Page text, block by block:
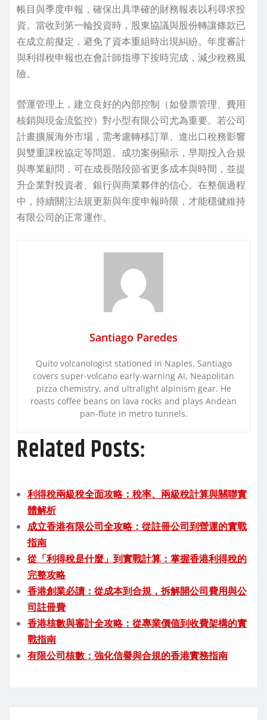
帳目與季度申報，確保出具準確的財務報表以利尋求投
資。當收到第一輪投資時，股東協議與股份轉讓條款已
在成立前擬定，避免了資本重組時出現糾紛。年度審計
與利得稅申報也在會計師指導下按時完成，減少稅務風
險。
營運管理上，建立良好的內部控制（如發票管理、費用
核銷與現金流監控）對小型有限公司尤為重要。若公司
計畫擴展海外市場，需考慮轉移訂單、進出口稅務影響
與雙重課稅協定等問題。成功案例顯示，早期投入合規
與專業顧問，可在成長階段節省更多成本與時間，並提
升企業對投資者、銀行與商業夥伴的信心。在整個過程
中，持續關注法規更新與年度申報時限，才能穩健維持
有限公司的正常運作。
Santiago Paredes
Quito volcanologist stationed in Naples. Santiago
covers super-volcano early-warning AI, Neapolitan
pizza chemistry, and ultralight alpinism gear. He
roasts coffee beans on lava rocks and plays Andean
pan-flute in metro tunnels.
Related Posts:
利得稅兩級稅全面攻略：稅率、兩級稅計算與關聯實
體解析
成立香港有限公司全攻略：從註冊公司到營運的實戰
指南
從「利得稅是什麼」到實戰計算：掌握香港利得稅的
完整攻略
香港創業必讀：從成本到合規，拆解開公司費用與公
司註冊費
香港核數與審計全攻略：從專業價值到收費架構的實
戰指南
有限公司核數：強化信譽與合規的香港實務指南